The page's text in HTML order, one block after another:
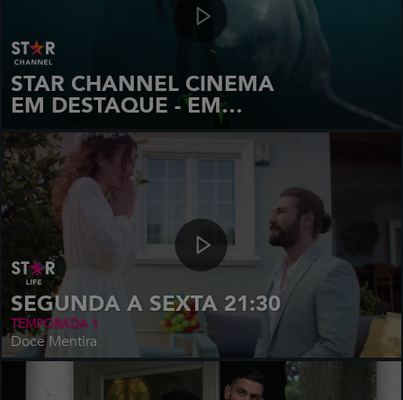
STAR CHANNEL CINEMA
EM DESTAQUE - EM
AGOSTO
SEGUNDA A SEXTA 21:30
TEMPORADA 1
Doce Mentira